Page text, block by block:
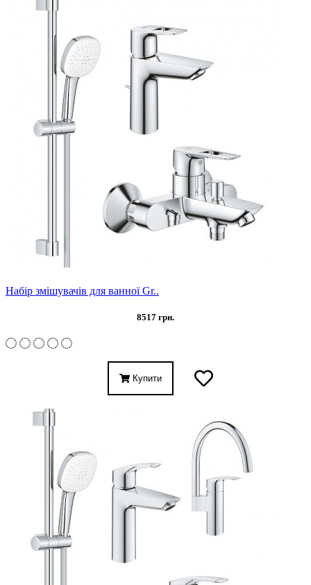
Набір змішувачів для ванної Gr..
8517 грн.
Купити